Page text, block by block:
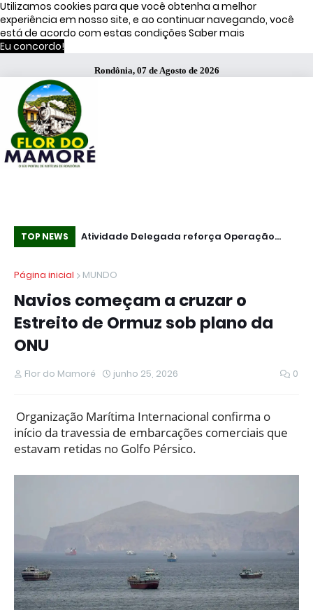
Utilizamos cookies para que você obtenha a melhor
experiência em nosso site, e ao continuar navegando, você
está de acordo com estas condições Saber mais
Eu concordo!
Rondônia, 07 de Agosto de 2026
TOP NEWS
de Moraes
Atividade Delegada reforça Operação
Página inicial
MUNDO
Navios começam a cruzar o
Estreito de Ormuz sob plano da
ONU
Flor do Mamoré junho 25, 2026 0
Organização Marítima Internacional confirma o
início da travessia de embarcações comerciais que
estavam retidas no Golfo Pérsico.